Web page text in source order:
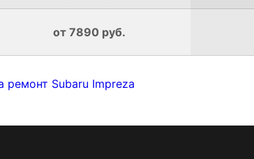
от 7890 руб.
ремонт Subaru Impreza